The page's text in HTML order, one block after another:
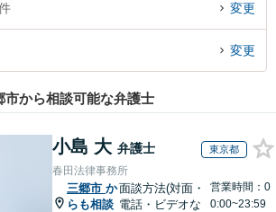
に相談予約したい』などでお困りの相談者さんにお
変更
変更
市から相談可能な弁護士
小島 大 弁護士 東京都
春田法律事務所
三郷市 か
らも相談
面談方法(対面・
電話・ビデオな
営業時間：0
0:00~23:59